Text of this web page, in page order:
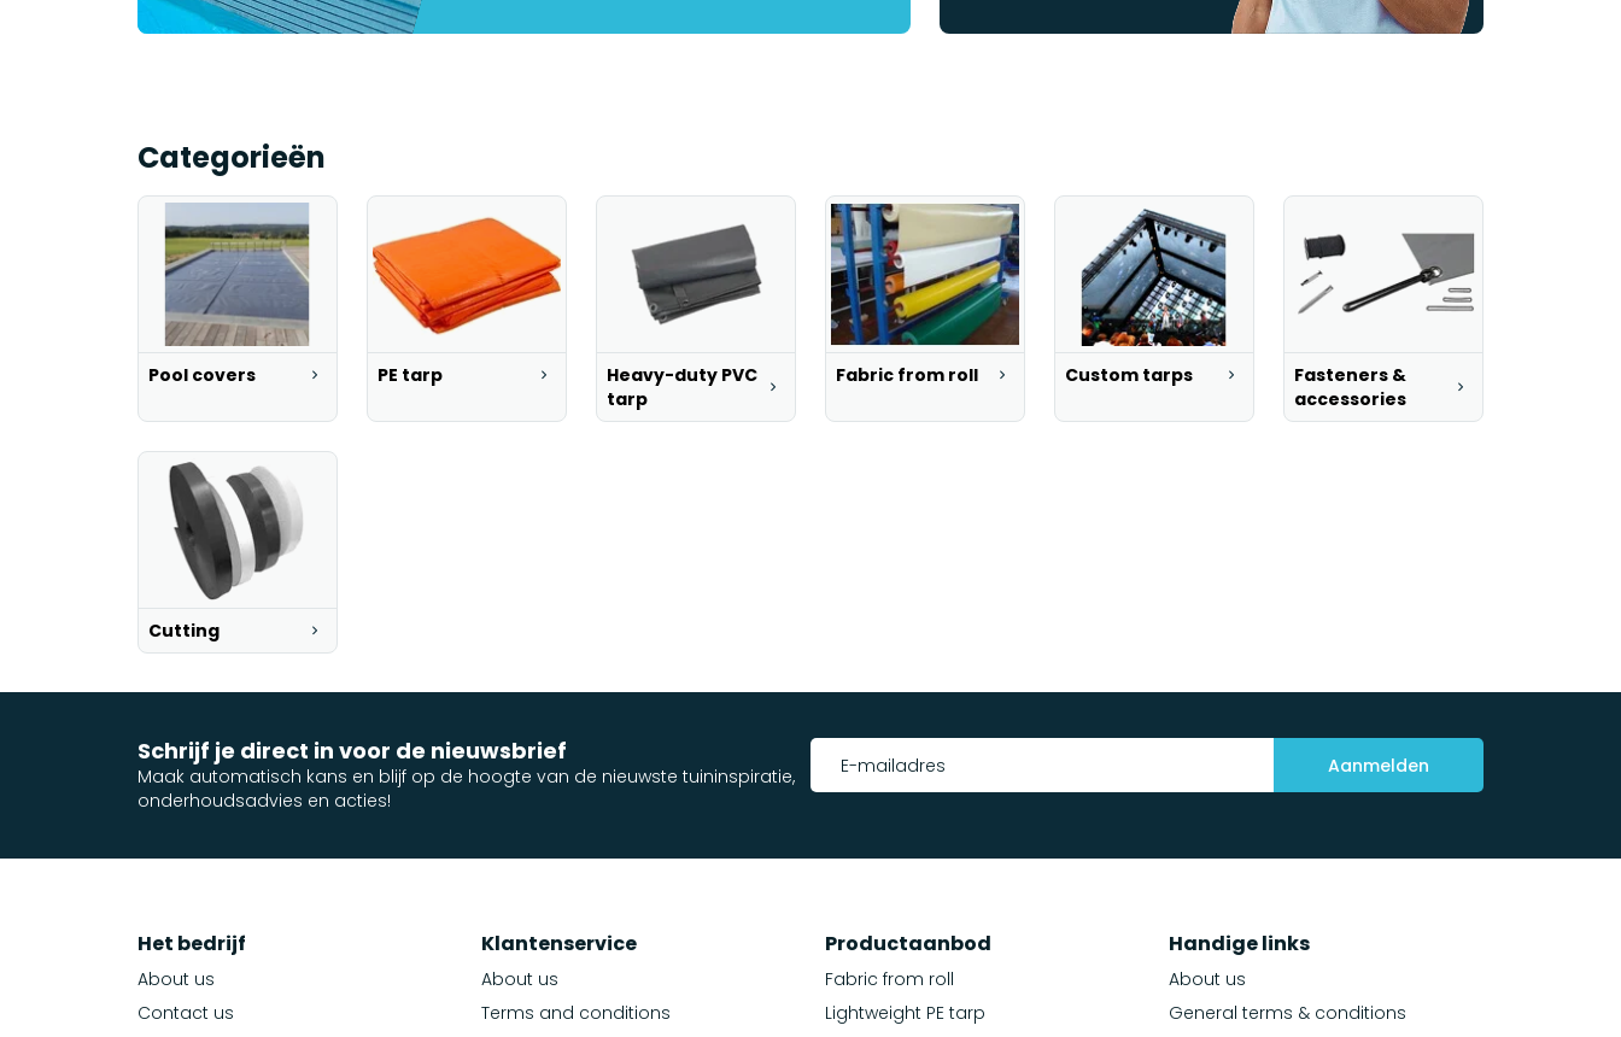
Categorieën
Pool covers PE tarp
Heavy-duty PVC
tarp
Fabric from roll Custom tarps
Fasteners &
accessories
Cutting
Schrijf je direct in voor de nieuwsbrief
Maak automatisch kans en blijf op de hoogte van de nieuwste tuininspiratie,
onderhoudsadvies en acties!
Aanmelden
Het bedrijf
About us
Contact us
Klantenservice
About us
Terms and conditions
Productaanbod
Fabric from roll
Lightweight PE tarp
Handige links
About us
General terms & conditions